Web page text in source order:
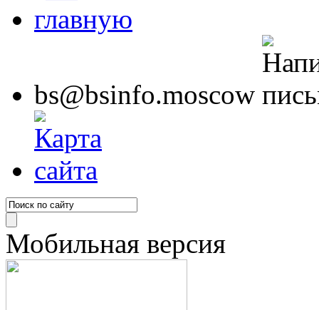
bs@bsinfo.moscow
Мобильная версия